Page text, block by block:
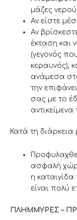
μάζες νερού.
Αν είστε
Αν
έκταση και
(γεγονός
κεραυνός),
ανάμεσα
την
σας με το
Κατά τη
ασφαλή
η
είναι πολύ
ΠΛΗΜΜΥΡΕΣ –